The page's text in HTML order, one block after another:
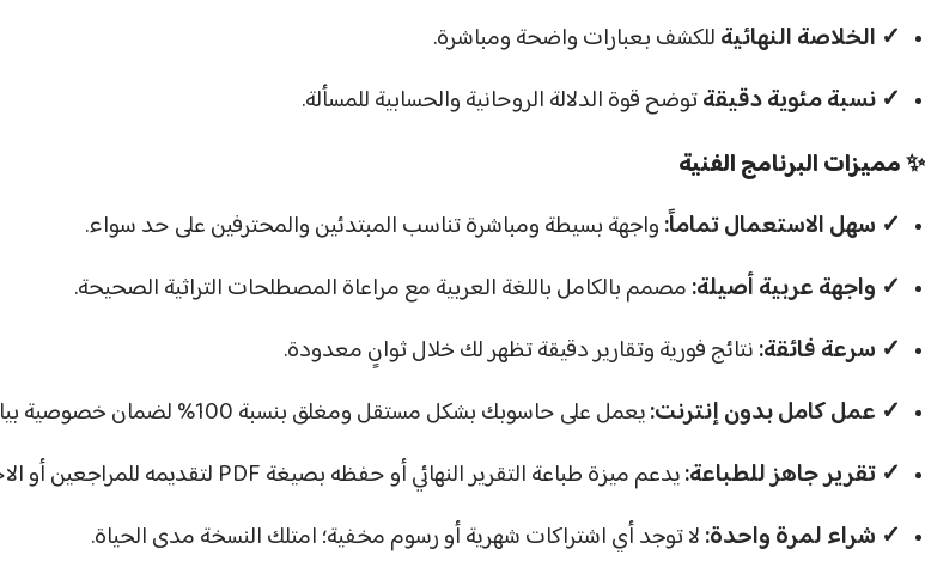
✓ الخلاصة النهائيةللكشف بعبارات واضحة ومباشرة.
✓ نسبة مئوية دقيقةتوضح قوة الدلالة الروحانية والحسابية للمسألة.
✨ مميزات البرنامج الفنية
✓ سهل الاستعمال تماماً:واجهة بسيطة ومباشرة تناسب المبتدئين والمحترفين على حد سواء.
✓ واجهة عربية أصيلة:مصمم بالكامل باللغة العربية مع مراعاة المصطلحات التراثية الصحيحة.
✓ سرعة فائقة:نتائج فورية وتقارير دقيقة تظهر لك خلال ثوانٍ معدودة.
✓ عمل كامل بدون إنترنت:يعمل على حاسوبك بشكل مستقل ومغلق بنسبة 100% لضمان خصوصية بياناتك وسريتها.
✓ تقرير جاهز للطباعة:يدعم ميزة طباعة التقرير النهائي أو حفظه بصيغة PDF لتقديمه للمراجعين أو الاحتفاظ به.
✓ شراء لمرة واحدة:لا توجد أي اشتراكات شهرية أو رسوم مخفية؛ امتلك النسخة مدى الحياة.
انستجرام
يوتيوب
تيك توك
تليجرام